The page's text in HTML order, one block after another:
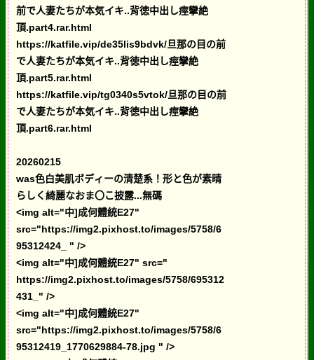
前で人妻たちが本気イキ..背徳中出し痙攣絶
頂.part4.rar.html
https://katfile.vip/de35lis9bdvk/旦那の目の前
で人妻たちが本気イキ..背徳中出し痙攣絶
頂.part5.rar.html
https://katfile.vip/tg0340s5vtok/旦那の目の前
で人妻たちが本気イキ..背徳中出し痙攣絶
頂.part6.rar.html
20260215
was色白美肌ボディーの清楚系！形と色が素晴
らしく綺麗なおま〇こ披露...無碼
<img alt="中]成何體統E27"
src="https://img2.pixhost.to/images/5758/6
95312424_ " />
<img alt="中]成何體統E27" src="
https://img2.pixhost.to/images/5758/695312
431_" />
<img alt="中]成何體統E27"
src="https://img2.pixhost.to/images/5758/6
95312419_1770629884-78.jpg " />